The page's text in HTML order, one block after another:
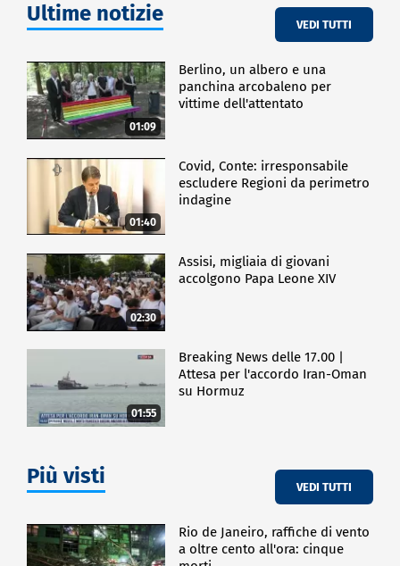
Ultime notizie VEDI TUTTI
01:09
Berlino, un albero e una
panchina arcobaleno per
vittime dell'attentato
01:40
Covid, Conte: irresponsabile
escludere Regioni da perimetro
indagine
02:30
Assisi, migliaia di giovani
accolgono Papa Leone XIV
01:55
Breaking News delle 17.00 |
Attesa per l'accordo Iran-Oman
su Hormuz
Più visti VEDI TUTTI
Rio de Janeiro, raffiche di vento
a oltre cento all'ora: cinque